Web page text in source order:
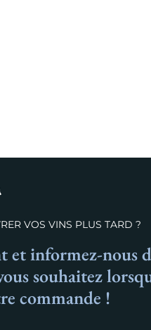
VOS VINS PLUS TARD ?
et informez-nous
souhaitez
commande !